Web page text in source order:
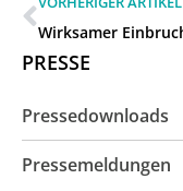
PRESSE
Pressedownloads
Pressemeldungen